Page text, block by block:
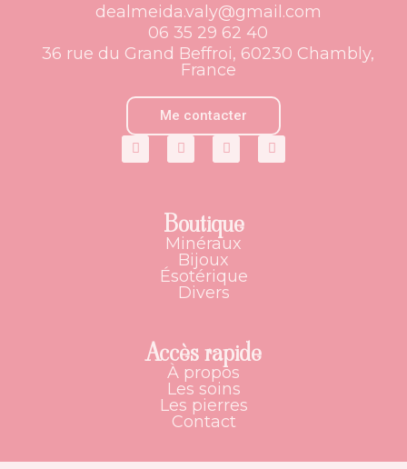
dealmeida.valy@gmail.com
06 35 29 62 40
36 rue du Grand Beffroi, 60230 Chambly,
France
Me contacter
Boutique
Minéraux
Bijoux
Ésotérique
Divers
Accès rapide
À propos
Les soins
Les pierres
Contact